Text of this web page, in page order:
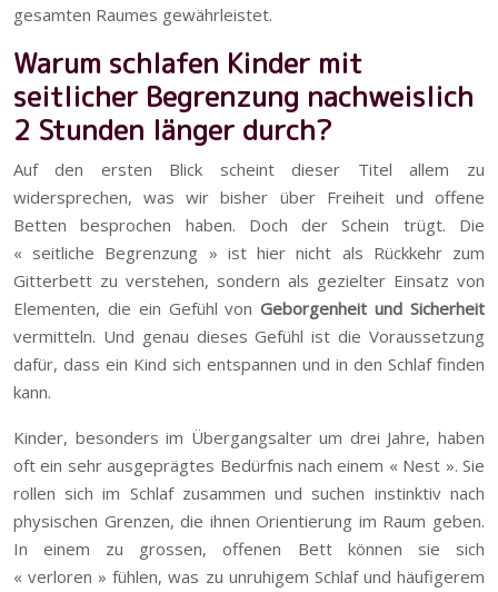
gesamten Raumes gewährleistet.
Warum schlafen Kinder mit
seitlicher Begrenzung nachweislich
2 Stunden länger durch?
Auf den ersten Blick scheint dieser Titel allem zu
widersprechen, was wir bisher über Freiheit und offene
Betten besprochen haben. Doch der Schein trügt. Die
« seitliche Begrenzung » ist hier nicht als Rückkehr zum
Gitterbett zu verstehen, sondern als gezielter Einsatz von
Elementen, die ein Gefühl vonGeborgenheit und Sicherheit
vermitteln. Und genau dieses Gefühl ist die Voraussetzung
dafür, dass ein Kind sich entspannen und in den Schlaf finden
kann.
Kinder, besonders im Übergangsalter um drei Jahre, haben
oft ein sehr ausgeprägtes Bedürfnis nach einem « Nest ». Sie
rollen sich im Schlaf zusammen und suchen instinktiv nach
physischen Grenzen, die ihnen Orientierung im Raum geben.
In einem zu grossen, offenen Bett können sie sich
« verloren » fühlen, was zu unruhigem Schlaf und häufigerem